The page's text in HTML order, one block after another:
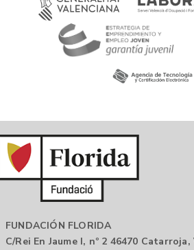
FUNDACIÓN FLORIDA
C/Rei En Jaume I, nº 2 46470 Catarroja,